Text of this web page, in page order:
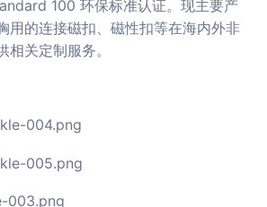
100 环保标准认证。现主要产
用的连接磁扣、磁性扣等在海内外非
相关定制服务。